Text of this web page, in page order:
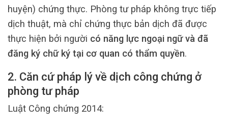
huyện) chứng thực. Phòng tư pháp không trực tiếp
dịch thuật, mà chỉ chứng thực bản dịch đã được
thực hiện bởi người có năng lực ngoại ngữ và đã
đăng ký chữ ký tại cơ quan có thẩm quyền.
2. Căn cứ pháp lý về dịch công chứng ở
phòng tư pháp
Luật Công chứng 2014: